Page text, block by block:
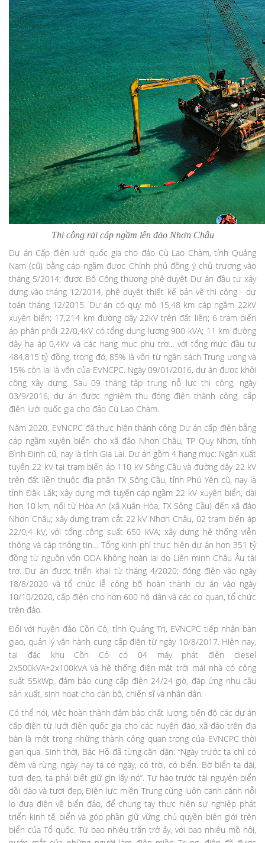
Thi công rải cáp ngầm lên đảo Nhơn Châu
Dự án Cấp điện lưới quốc gia cho đảo Cù Lao Chàm, tỉnh Quảng
Nam (cũ) bằng cáp ngầm được Chính phủ đồng ý chủ trương vào
tháng 5/2014; được Bộ Công thương phê duyệt Dự án đầu tư xây
dựng vào tháng 12/2014, phê duyệt thiết kế bản vẽ thi công - dự
toán tháng 12/2015. Dự án có quy mô 15,48 km cáp ngầm 22kV
xuyên biển; 17,214 km đường dây 22kV trên đất liền; 6 trạm biến
áp phân phối 22/0,4kV có tổng dung lượng 900 kVA; 11 km đường
dây hạ áp 0,4kV và các hạng mục phụ trợ... với tổng mức đầu tư
484,815 tỷ đồng, trong đó, 85% là vốn từ ngân sách Trung ương và
15% còn lại là vốn của EVNCPC. Ngày 09/01/2016, dự án được khởi
công xây dựng. Sau 09 tháng tập trung nỗ lực thi công, ngày
03/9/2016, dự án được nghiệm thu đóng điện thành công, cấp
điện lưới quốc gia cho đảo Cù Lao Chàm.
Năm 2020, EVNCPC đã thực hiện thành công Dự án cấp điện bằng
cáp ngầm xuyên biển cho xã đảo Nhơn Châu, TP Quy Nhơn, tỉnh
Bình Định cũ, nay là tỉnh Gia Lai. Dự án gồm 4 hạng mục: Ngăn xuất
tuyến 22 kV tại trạm biến áp 110 kV Sông Cầu và đường dây 22 kV
trên đất liền thuộc địa phận TX Sông Cầu, tỉnh Phú Yên cũ, nay là
tỉnh Đăk Lăk; xây dựng mới tuyến cáp ngầm 22 kV xuyên biển, dài
hơn 10 km, nối từ Hòa An (xã Xuân Hòa, TX Sông Cầu) đến xã đảo
Nhơn Châu; xây dựng trạm cắt 22 kV Nhơn Châu, 02 trạm biến áp
22/0,4 kV, với tổng công suất 650 kVA; xây dựng hệ thống viễn
thông và cáp thông tin… Tổng kinh phí thực hiện dự án hơn 351 tỷ
đồng từ nguồn vốn ODA không hoàn lại do Liên minh Châu Âu tài
trợ. Dự án được triển khai từ tháng 4/2020; đóng điện vào ngày
18/8/2020 và tổ chức lễ công bố hoàn thành dự án vào ngày
10/10/2020, cấp điện cho hơn 600 hộ dân và các cơ quan, tổ chức
trên đảo.
Đối với huyện đảo Cồn Cỏ, tỉnh Quảng Trị, EVNCPC tiếp nhận bàn
giao, quản lý vận hành cung cấp điện từ ngày 10/8/2017. Hiện nay,
tại đặc khu Cồn Cỏ có 04 máy phát điện diesel
2x500kVA+2x100kVA và hệ thống điện mặt trời mái nhà có công
suất 55kWp, đảm bảo cung cấp điện 24/24 giờ, đáp ứng nhu cầu
sản xuất, sinh hoạt cho cán bộ, chiến sĩ và nhân dân.
Có thể nói, việc hoàn thành đảm bảo chất lượng, tiến độ các dự án
cấp điện từ lưới điện quốc gia cho các huyện đảo, xã đảo trên địa
bàn là một trong những thành công quan trọng của EVNCPC thời
gian qua. Sinh thời, Bác Hồ đã từng căn dặn: “Ngày trước ta chỉ có
đêm và rừng, ngày nay ta có ngày, có trời, có biển. Bờ biển ta dài,
tươi đẹp, ta phải biết giữ gìn lấy nó”. Tự hào trước tài nguyên biển
dồi dào và tươi đẹp, Điện lực miền Trung cũng luôn canh cánh nỗi
lo đưa điện về biển đảo, để chung tay thực hiện sự nghiệp phát
triển kinh tế biển và góp phần giữ vững chủ quyền biên giới trên
biển của Tổ quốc. Từ bao nhiêu trăn trở ấy, với bao nhiêu mồ hôi,